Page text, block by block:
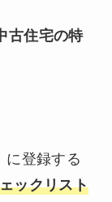
古住宅の特
に登録する
ックリスト